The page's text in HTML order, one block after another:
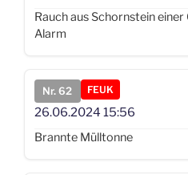
Rauch aus Schornstein
Alarm
Nr. 62 FEUK
26.06.2024 15:56
Brannte Mülltonne